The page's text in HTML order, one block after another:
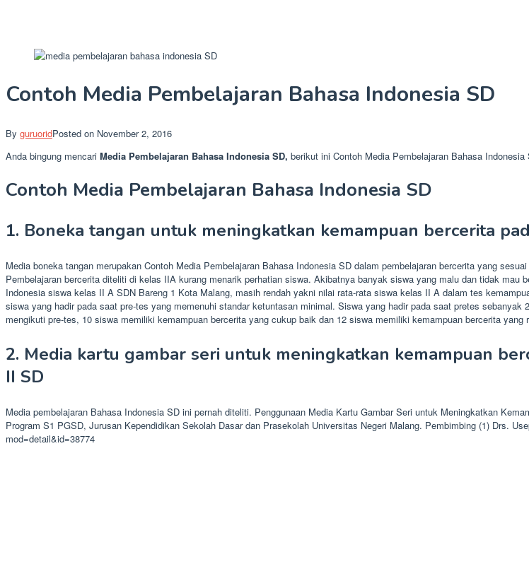
Contoh Media Pembelajaran Bahasa Indonesia SD
By guruoridPosted on November 2, 2016
Anda bingung mencari Media Pembelajaran Bahasa Indonesia SD, berikut ini Contoh Media Pembelajaran Bahasa Indonesia
Contoh Media Pembelajaran Bahasa Indonesia SD
1. Boneka tangan untuk meningkatkan kemampuan bercerita
Media boneka tangan merupakan Contoh Media Pembelajaran Bahasa Indonesia SD dalam pembelajaran bercerita yang
Pembelajaran bercerita diteliti di kelas IIA kurang menarik perhatian siswa. Akibatnya banyak siswa yang malu dan tidak
Indonesia siswa kelas II A SDN Bareng 1 Kota Malang, masih rendah yakni nilai rata-rata siswa kelas II A dalam tes
siswa yang hadir pada saat pre-tes yang memenuhi standar ketuntasan minimal. Siswa yang hadir pada saat pretes
mengikuti pre-tes, 10 siswa memiliki kemampuan bercerita yang cukup baik dan 12 siswa memiliki kemampuan bercerita
2. Media kartu gambar seri untuk meningkatkan kemampuan
II SD
Media pembelajaran Bahasa Indonesia SD ini pernah diteliti. Penggunaan Media Kartu Gambar Seri untuk Meningkatkan
Program S1 PGSD, Jurusan Kependidikan Sekolah Dasar dan Prasekolah Universitas Negeri Malang. Pembimbing (1) Drs.
mod=detail&id=38774